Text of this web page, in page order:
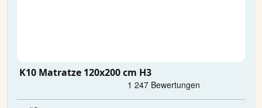
K10 Matratze 120x200 cm H3